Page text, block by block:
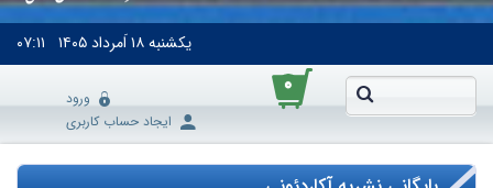
یکشنبه۱۸ اَمرداد ۱۴۰۵ ۰۷:۱۱
۰
ورود
ایجاد حساب کاربری